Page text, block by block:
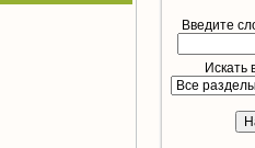
Введите
Искать